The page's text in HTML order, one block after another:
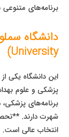
برنامه‌های متنوعی
University)
این دانشگاه یکی
پزشکی و علوم
برنامه‌های
شهرت دارند.
انتخاب عالی است.